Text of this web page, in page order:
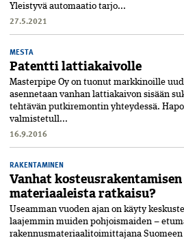
Yleistyvä automaatio tarjo...
27.5.2021
MESTA
Patentti lattiakaivolle
Masterpipe Oy on tuonut markkinoille
asennetaan vanhan lattiakaivon sisään
tehtävän putkiremontin yhteydessä.
valmistetull...
16.9.2016
RAKENTAMINEN
Vanhat
materiaaleista ratkaisu?
Useamman vuoden ajan on käyty
laajemmin muiden pohjoismaiden –
rakennusmateriaalitoimittajana